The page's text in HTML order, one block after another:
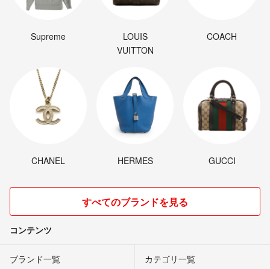
Supreme
LOUIS
VUITTON
COACH
CHANEL HERMES GUCCI
すべてのブランドを見る
コンテンツ
ブランド一覧 カテゴリ一覧